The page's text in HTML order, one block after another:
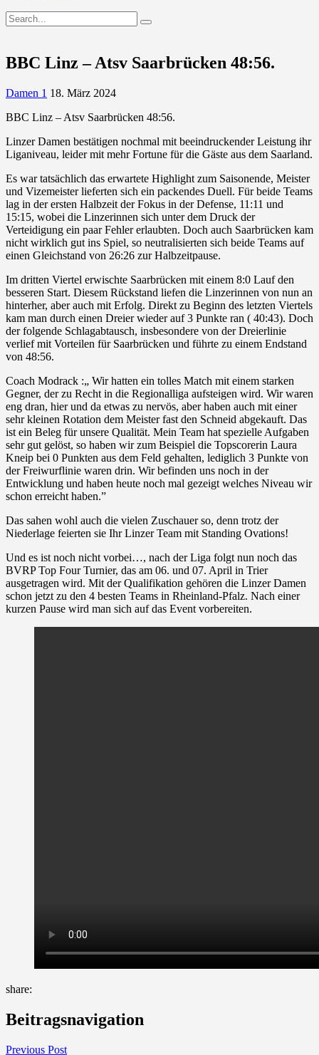
BBC Linz – Atsv Saarbrücken 48:56.
Damen 1 18. März 2024
BBC Linz – Atsv Saarbrücken 48:56.
Linzer Damen bestätigen nochmal mit beeindruckender Leistung ihr
Liganiveau, leider mit mehr Fortune für die Gäste aus dem Saarland.
Es war tatsächlich das erwartete Highlight zum Saisonende, Meister
und Vizemeister lieferten sich ein packendes Duell. Für beide Teams
lag in der ersten Halbzeit der Fokus in der Defense, 11:11 und
15:15, wobei die Linzerinnen sich unter dem Druck der
Verteidigung ein paar Fehler erlaubten. Doch auch Saarbrücken kam
nicht wirklich gut ins Spiel, so neutralisierten sich beide Teams auf
einen Gleichstand von 26:26 zur Halbzeitpause.
Im dritten Viertel erwischte Saarbrücken mit einem 8:0 Lauf den
besseren Start. Diesem Rückstand liefen die Linzerinnen von nun an
hinterher, aber auch mit Erfolg. Direkt zu Beginn des letzten Viertels
kam man durch einen Dreier wieder auf 3 Punkte ran ( 40:43). Doch
der folgende Schlagabtausch, insbesondere von der Dreierlinie
verlief mit Vorteilen für Saarbrücken und führte zu einem Endstand
von 48:56.
Coach Modrack :„ Wir hatten ein tolles Match mit einem starken
Gegner, der zu Recht in die Regionalliga aufsteigen wird. Wir waren
eng dran, hier und da etwas zu nervös, aber haben auch mit einer
sehr kleinen Rotation dem Meister fast den Schneid abgekauft. Das
ist ein Beleg für unsere Qualität. Mein Team hat spezielle Aufgaben
sehr gut gelöst, so haben wir zum Beispiel die Topscorerin Laura
Kneip bei 0 Punkten aus dem Feld gehalten, lediglich 3 Punkte von
der Freiwurflinie waren drin. Wir befinden uns noch in der
Entwicklung und haben heute noch mal gezeigt welches Niveau wir
schon erreicht haben.”
Das sahen wohl auch die vielen Zuschauer so, denn trotz der
Niederlage feierten sie Ihr Linzer Team mit Standing Ovations!
Und es ist noch nicht vorbei…, nach der Liga folgt nun noch das
BVRP Top Four Turnier, das am 06. und 07. April in Trier
ausgetragen wird. Mit der Qualifikation gehören die Linzer Damen
schon jetzt zu den 4 besten Teams in Rheinland-Pfalz. Nach einer
kurzen Pause wird man sich auf das Event vorbereiten.
share:
Beitragsnavigation
Previous Post